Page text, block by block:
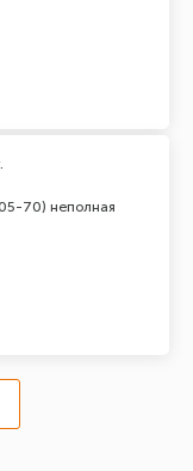
70) неполная